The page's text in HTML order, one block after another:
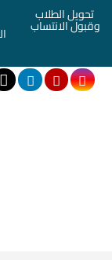
تحويل الطلاب
وقبول الانتساب